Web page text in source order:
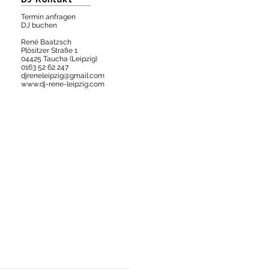
Termin anfragen
DJ buchen
René Baatzsch
Plösitzer Straße 1
04425 Taucha (Leipzig)
0163 52 62 247
djreneleipzig@gmail.com
www.dj-rene-leipzig.com